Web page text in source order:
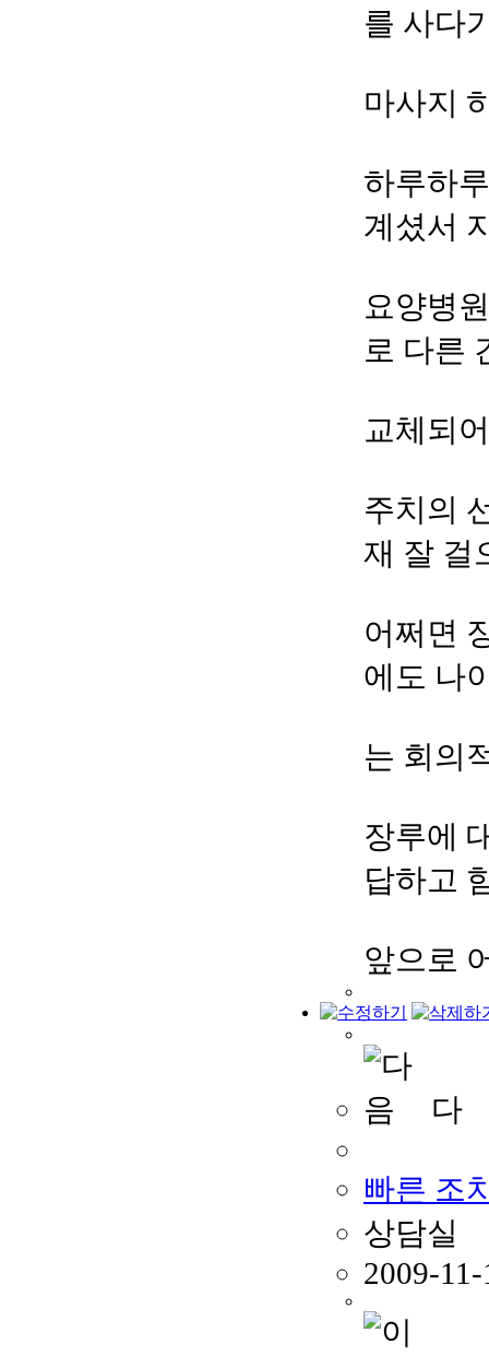
를 사다
마사지
하루하
계셨서
요양병
로 다른
교체되
주치의
재 잘 걸
어쩌면
에도 나
는 회의
장루에
답하고
앞으로
다
빠른 조
상담실
2009-